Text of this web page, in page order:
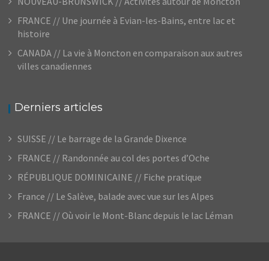
FRANCE // Une journée à Evian-les-Bains, entre lac et
histoire
CANADA // La vie à Moncton en comparaison aux autres
villes canadiennes
Derniers articles
SUISSE // Le barrage de la Grande Dixence
FRANCE // Randonnée au col des portes d’Oche
RÉPUBLIQUE DOMINICAINE // Fiche pratique
France // Le Salève, balade avec vue sur les Alpes
FRANCE // Où voir le Mont-Blanc depuis le lac Léman